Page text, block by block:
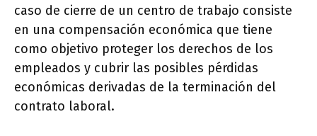
caso de cierre de un centro de trabajo consiste
en una compensación económica que tiene
como objetivo proteger los derechos de los
empleados y cubrir las posibles pérdidas
económicas derivadas de la terminación del
contrato laboral.